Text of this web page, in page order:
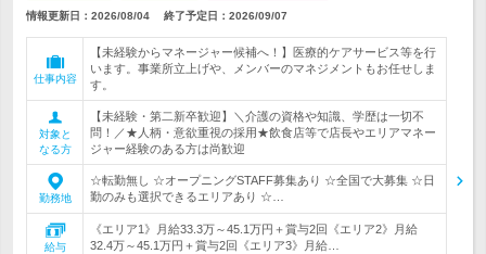
情報更新日：2026/08/04 終了予定日： 2026/09/07
仕事内容
【未経験からマネージャー候補へ！】医療的ケアサービス等を行
います。事業所立上げや、メンバーのマネジメントもお任せしま
す。
対象と
なる方
【未経験・第二新卒歓迎】＼介護の資格や知識、学歴は一切不
問！／★人柄・意欲重視の採用★飲食店等で店長やエリアマネー
ジャー経験のある方は尚歓迎
勤務地
☆転勤無し ☆オープニングSTAFF募集あり ☆全国で大募集 ☆日
勤のみも選択できるエリアあり ☆…
給与
《エリア1》月給33.3万～45.1万円＋賞与2回《エリア2》月給
32.4万～45.1万円＋賞与2回《エリア3》月給…